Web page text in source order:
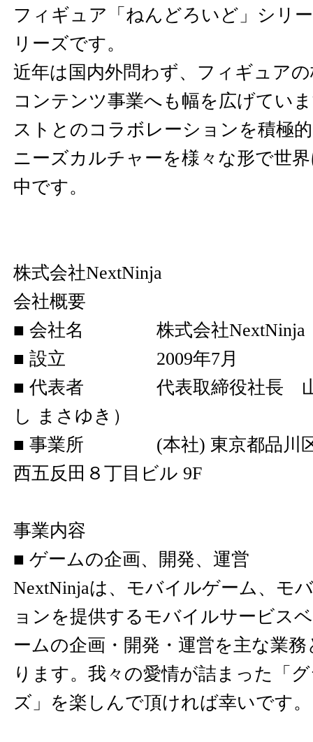
フィギュア「ねんどろいど」シリ
リーズです。
近年は国内外問わず、フィギュア
コンテンツ事業へも幅を広げてい
ストとのコラボレーションを積極
ニーズカルチャーを様々な形で世
中です。
株式会社NextNinja
会社概要
■ 会社名 株式会社NextNinja
■ 設立 2009年7月
■ 代表者 代表取締役社長 山
し まさゆき）
■ 事業所 (本社) 東京都品川区
西五反田８丁目ビル 9F
事業内容
■ ゲームの企画、開発、運営
NextNinjaは、モバイルゲーム、モ
ョンを提供するモバイルサービス
ームの企画・開発・運営を主な業
ります。我々の愛情が詰まった「
ズ」を楽しんで頂ければ幸いです。